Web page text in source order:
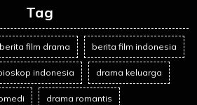
Tag
berita film drama berita film indonesia
indonesia drama keluarga
drama romantis